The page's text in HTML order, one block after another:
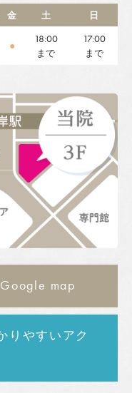
金 土 日
●
18:00
まで
17:00
まで
Google map
りやすいアク